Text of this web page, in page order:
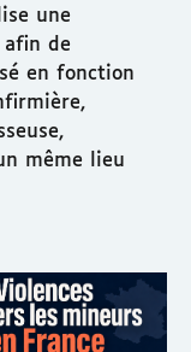
une
afin de
en fonction
même lieu